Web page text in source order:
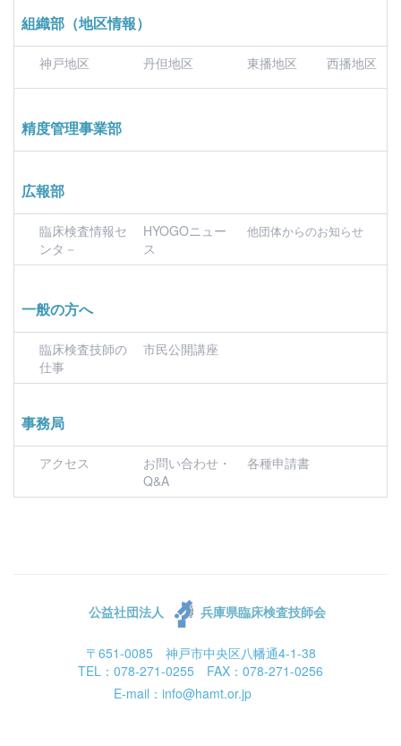
組織部（地区情報）
神戸地区 丹但地区 東播地区 西播地区
精度管理事業部
広報部
臨床検査情報セ
ンタ－
HYOGOニュー
ス
他団体からのお知らせ
一般の方へ
臨床検査技師の
仕事
市民公開講座
事務局
アクセス
お問い合わせ・
Q&A
各種申請書
公益社団法人 兵庫県臨床検査技師会
〒651-0085 神戸市中央区八幡通4-1-38
TEL：078-271-0255 FAX：078-271-0256
E-mail：info@hamt.or.jp